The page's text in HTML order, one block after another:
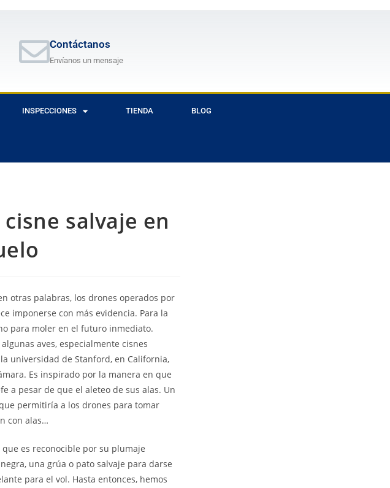
Contáctanos
Envíanos un mensaje
INSPECCIONES TIENDA BLOG
salvaje en
otras palabras, los drones operados por
imponerse con más evidencia. Para la
para moler en el futuro inmediato.
aves, especialmente cisnes
universidad de Stanford, en California,
Es inspirado por la manera en que
a pesar de que el aleteo de sus alas. Un
permitiría a los drones para tomar
con alas…
es reconocible por su plumaje
una grúa o pato salvaje para darse
para el vol. Hasta entonces, hemos